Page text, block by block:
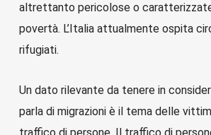
altrettanto pericolose o
povertà. L’Italia attualmente ospita
rifugiati.
Un dato rilevante da tenere in
parla di migrazioni è il tema delle